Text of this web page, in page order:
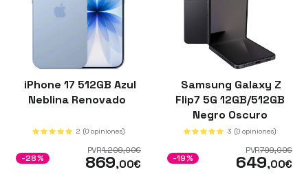
iPhone 17 512GB Azul
Neblina Renovado
2 (0 opiniones)
PVR1.209,00€
869,00€
-28%
Samsung Galaxy Z
Flip7 5G 12GB/512GB
Negro Oscuro
Renovado
3 (0 opiniones)
PVR799,00€
649,00€
-19%